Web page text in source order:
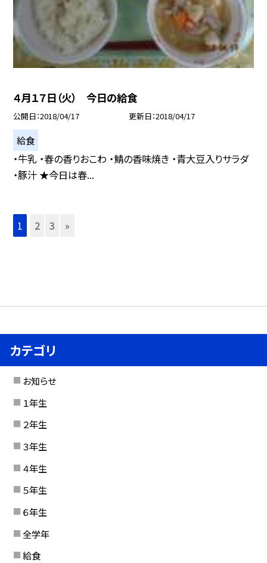
４月１７日（火） 今日の給食
公開日 2018/04/17 更新日 2018/04/17
給食
・牛乳 ・春の香りおこわ ・鯖の香味焼き ・青大豆入りサラダ
・豚汁 ★今日は春...
1 2 3 »
カテゴリ
お知らせ
１年生
２年生
３年生
４年生
５年生
６年生
全学年
給食